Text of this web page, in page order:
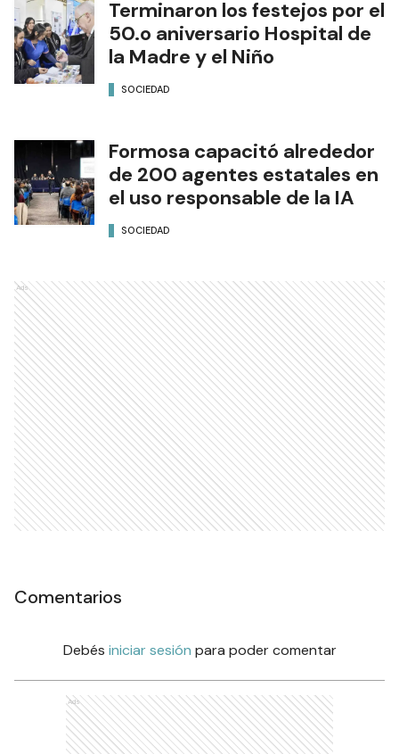
Terminaron los festejos por el
50.o aniversario Hospital de
la Madre y el Niño
SOCIEDAD
Formosa capacitó alrededor
de 200 agentes estatales en
el uso responsable de la IA
SOCIEDAD
Ads
Comentarios
Debés iniciar sesión para poder comentar
Ads